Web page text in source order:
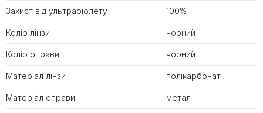
Захист від ультрафіолету 100%
Колір лінзи чорний
Колір оправи чорний
Матеріал лінзи полікарбонат
Матеріал оправи метал